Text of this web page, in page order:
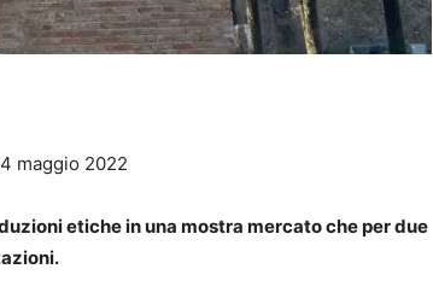
maggio 2022
etiche in una mostra mercato che per due